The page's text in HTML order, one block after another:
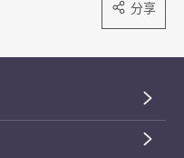
分享